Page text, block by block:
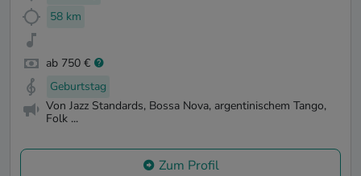
58 km
ab 750 €
Geburtstag
Von Jazz Standards, Bossa Nova, argentinischem Tango,
Folk ...
Zum Profil